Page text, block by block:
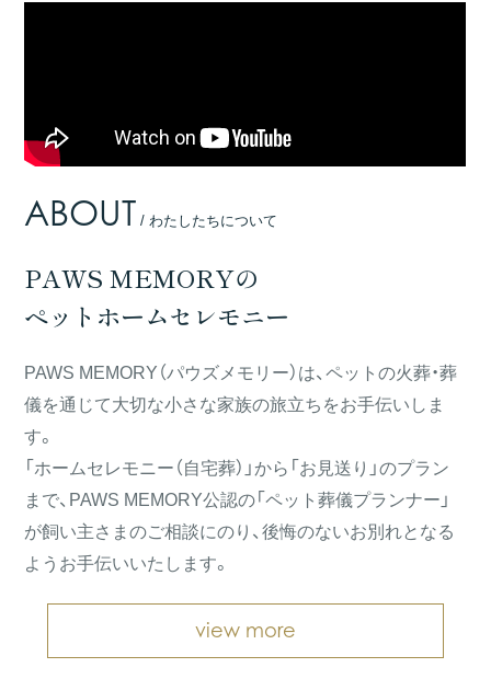
ABOUT / わたしたちについて
PAWS MEMORYの
ペットホームセレモニー
PAWS MEMORY（パウズメモリー）は、ペットの火葬・葬
儀を通じて大切な小さな家族の旅立ちをお手伝いしま
す。
「ホームセレモニー（自宅葬）」から「お見送り」のプラン
まで、PAWS MEMORY公認の「ペット葬儀プランナー」
が飼い主さまのご相談にのり、後悔のないお別れとなる
ようお手伝いいたします。
view more